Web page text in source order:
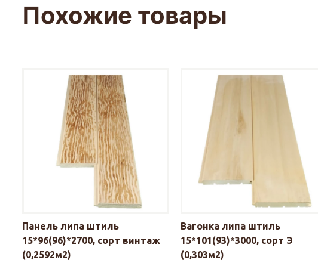
Похожие товары
Панель липа штиль
15*96(96)*2700, сорт винтаж
(0,2592м2)
Вагонка липа штиль
15*101(93)*3000, сорт Э
(0,303м2)